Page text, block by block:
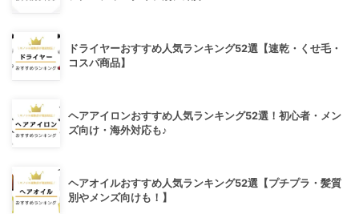
ドライヤーおすすめ人気ランキング52選【速乾・くせ毛・
コスパ商品】
ヘアアイロンおすすめ人気ランキング52選！初心者・メン
ズ向け・海外対応も♪
ヘアオイルおすすめ人気ランキング52選【プチプラ・髪質
別やメンズ向けも！】